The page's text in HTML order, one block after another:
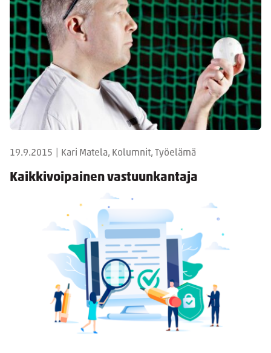
19.9.2015 Kari Matela, Kolumnit, Työelämä
Kaikkivoipainen vastuunkantaja